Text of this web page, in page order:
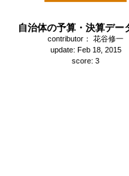
自治体の予算・決算デー
contributor： 花谷修一
update: Feb 18, 2015
score: 3